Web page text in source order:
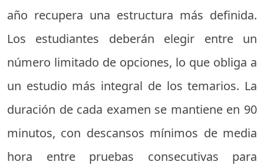
año recupera una estructura más definida.
Los estudiantes deberán elegir entre un
número limitado de opciones, lo que obliga a
un estudio más integral de los temarios. La
duración de cada examen se mantiene en 90
minutos, con descansos mínimos de media
hora entre pruebas consecutivas para